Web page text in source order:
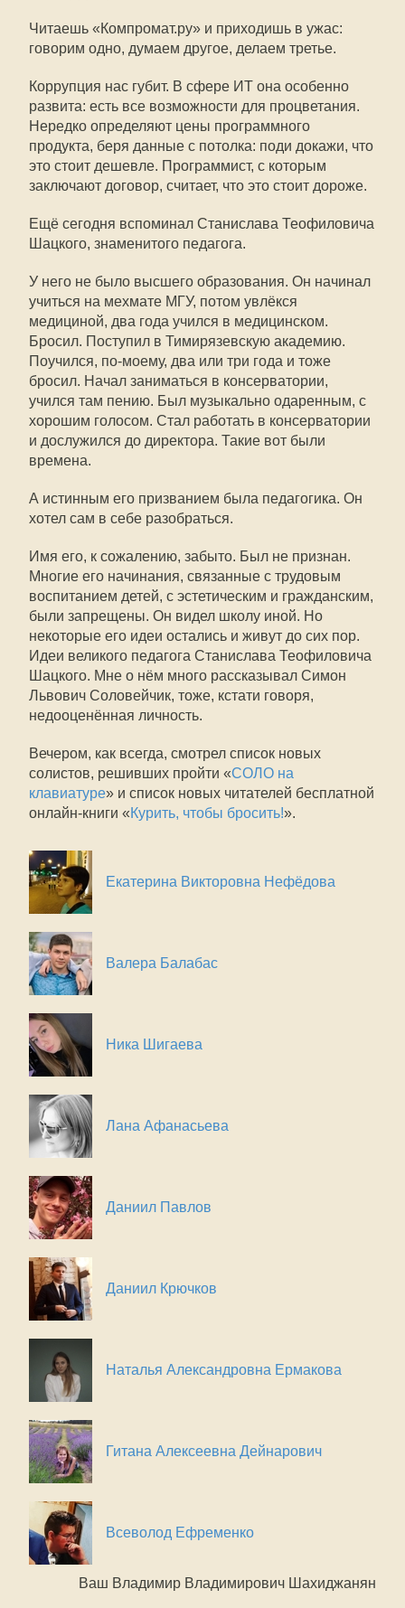
Читаешь «Компромат.ру» и приходишь в ужас:
говорим одно, думаем другое, делаем третье.
Коррупция нас губит. В сфере ИТ она особенно
развита: есть все возможности для процветания.
Нередко определяют цены программного
продукта, беря данные с потолка: поди докажи, что
это стоит дешевле. Программист, с которым
заключают договор, считает, что это стоит дороже.
Ещё сегодня вспоминал Станислава Теофиловича
Шацкого, знаменитого педагога.
У него не было высшего образования. Он начинал
учиться на мехмате МГУ, потом увлёкся
медициной, два года учился в медицинском.
Бросил. Поступил в Тимирязевскую академию.
Поучился, по-моему, два или три года и тоже
бросил. Начал заниматься в консерватории,
учился там пению. Был музыкально одаренным, с
хорошим голосом. Стал работать в консерватории
и дослужился до директора. Такие вот были
времена.
А истинным его призванием была педагогика. Он
хотел сам в себе разобраться.
Имя его, к сожалению, забыто. Был не признан.
Многие его начинания, связанные с трудовым
воспитанием детей, с эстетическим и гражданским,
были запрещены. Он видел школу иной. Но
некоторые его идеи остались и живут до сих пор.
Идеи великого педагога Станислава Теофиловича
Шацкого. Мне о нём много рассказывал Симон
Львович Соловейчик, тоже, кстати говоря,
недооценённая личность.
Вечером, как всегда, смотрел список новых
солистов, решивших пройти «СОЛО на
клавиатуре» и список новых читателей бесплатной
онлайн-книги «Курить, чтобы бросить!».
Екатерина Викторовна Нефёдова
Валера Балабас
Ника Шигаева
Лана Афанасьева
Даниил Павлов
Даниил Крючков
Наталья Александровна Ермакова
Гитана Алексеевна Дейнарович
Всеволод Ефременко
Ваш Владимир Владимирович Шахиджанян